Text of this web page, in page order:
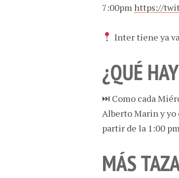
7:00pm https://
Inter tiene ya
¿QUÉ
⏭ Como cada
Alberto Marin y yo
partir de la 1:00
MÁS